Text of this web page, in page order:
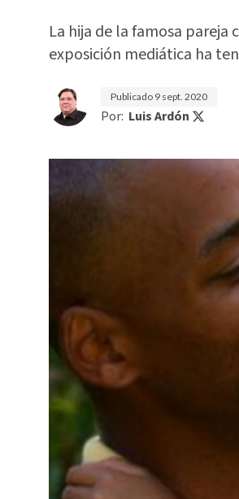
La hija de la famosa
exposición mediática ha
Publicado 9 sept. 2020
Por: Luis Ardón